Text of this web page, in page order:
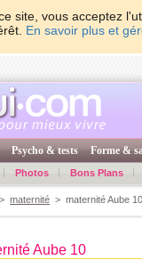
site, vous acceptez
En savoir plus et
Psycho & tests Forme &
Photos Bons Plans
maternité > maternité Aube 10
Aube 10